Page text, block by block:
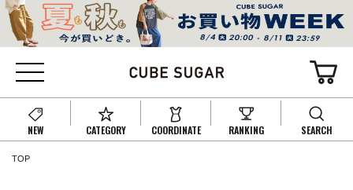
NEW CATEGORY COORDINATE RANKING SEARCH
TOP